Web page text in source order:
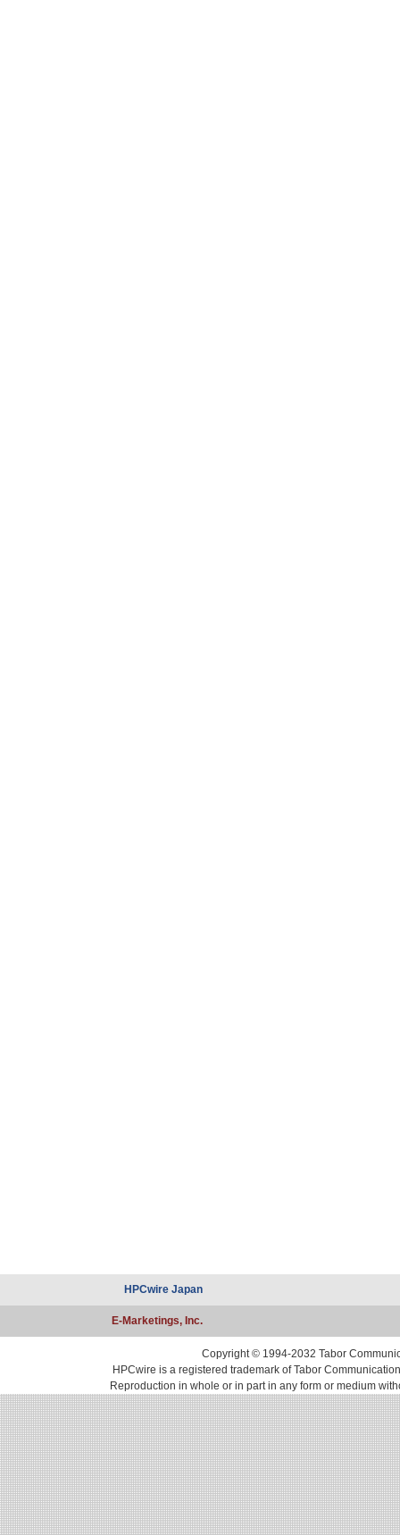
HPCwire Japan
E-Marketings, Inc.
Copyright © 1994-2032 Tabor
HPCwire is a registered trademark of Tabor
Reproduction in whole or in part in any form or medium